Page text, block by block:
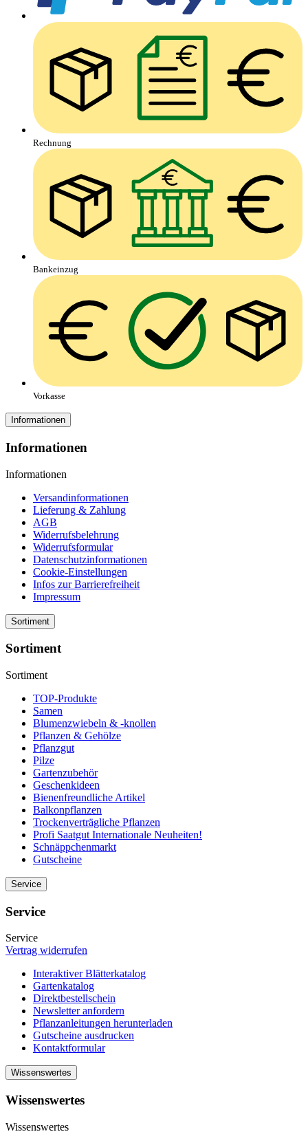
Rechnung
Bankeinzug
Vorkasse
Informationen
Informationen
Informationen
Versandinformationen
Lieferung & Zahlung
AGB
Widerrufsbelehrung
Widerrufsformular
Datenschutzinformationen
Cookie-Einstellungen
Infos zur Barrierefreiheit
Impressum
Sortiment
Sortiment
Sortiment
TOP-Produkte
Samen
Blumenzwiebeln & -knollen
Pflanzen & Gehölze
Pflanzgut
Pilze
Gartenzubehör
Geschenkideen
Bienenfreundliche Artikel
Balkonpflanzen
Trockenverträgliche Pflanzen
Profi Saatgut Internationale Neuheiten!
Schnäppchenmarkt
Gutscheine
Service
Service
Service
Vertrag widerrufen
Interaktiver Blätterkatalog
Gartenkatalog
Direktbestellschein
Newsletter anfordern
Pflanzanleitungen herunterladen
Gutscheine ausdrucken
Kontaktformular
Wissenswertes
Wissenswertes
Wissenswertes